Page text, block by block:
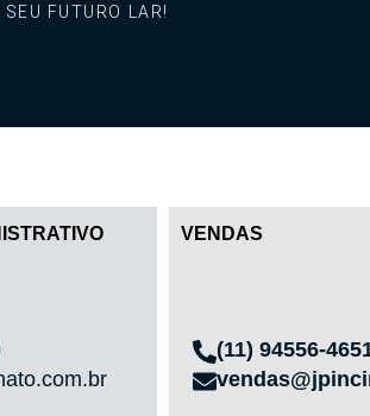
FUTURO LAR!
VENDAS
(11) 94556-